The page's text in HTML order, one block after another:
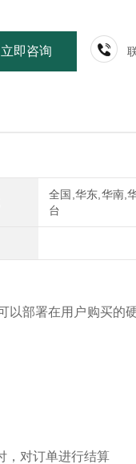
立即咨询
全国,华东,华南,
台
以部署在用户购买的
，对订单进行结算